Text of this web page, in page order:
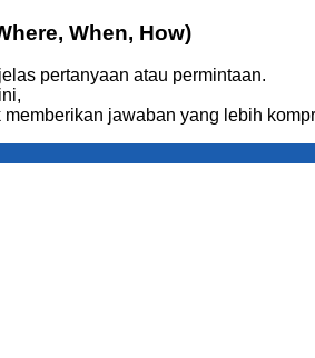
When, How)
pertanyaan atau permintaan.
memberikan jawaban yang lebih